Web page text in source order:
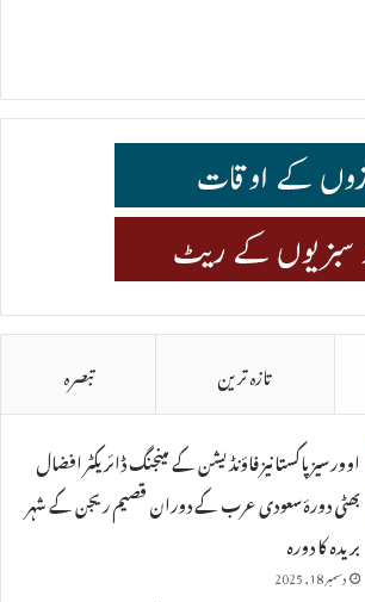
تازہ ترین تبصرہ
اوورسیز پاکستانیز فاؤنڈیشن کے مینجنگ ڈائریکٹر افضال
بھٹی دورۂ سعودی عرب کے دوران قصیم ریجن کے شہر
بریدہ کا دورہ
دسمبر 18, 2025